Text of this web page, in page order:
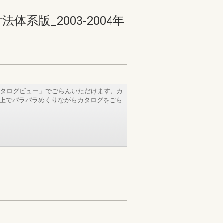
体系版_2003-2004年
ログビュー」でごらんいただけます。カ
でパラパラめくりながらカタログをごら